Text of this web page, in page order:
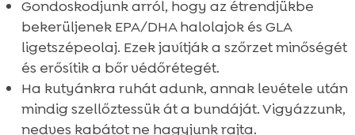
Gondoskodjunk arról, hogy az étrendjükbe
bekerüljenek EPA/DHA halolajok és GLA
ligetszépeolaj. Ezek javítják a szőrzet minőségét
és erősítik a bőr védőrétegét.
Ha kutyánkra ruhát adunk, annak levétele után
mindig szellőztessük át a bundáját. Vigyázzunk,
nedves kabátot ne hagyjunk rajta.